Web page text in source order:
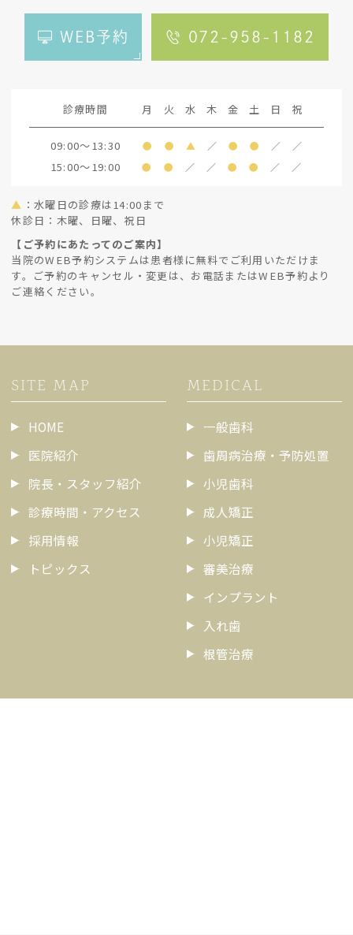
WEB予約 072-958-1182
診療時間 月 火 水 木 金 土 日 祝
09:00～13:30 ● ● ▲ ／ ● ● ／ ／
15:00～19:00 ● ● ／ ／ ● ● ／ ／
▲ ：水曜日の診療は14:00まで
休診日：木曜、日曜、祝日
【ご予約にあたってのご案内】
当院のWEB予約システムは患者様に無料でご利用いただけま
す。ご予約のキャンセル・変更は、お電話またはWEB予約より
ご連絡ください。
SITE MAP
HOME
医院紹介
院長・スタッフ紹介
診療時間・アクセス
採用情報
トピックス
MEDICAL
一般歯科
歯周病治療・予防処置
小児歯科
成人矯正
小児矯正
審美治療
インプラント
入れ歯
根管治療